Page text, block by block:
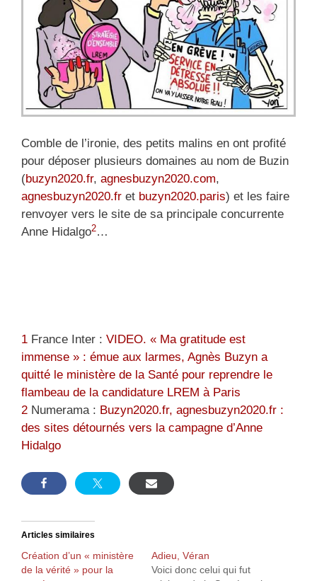
Comble de l’ironie, des petits malins en ont profité
pour déposer plusieurs domaines au nom de Buzin
(buzyn2020.fr, agnesbuzyn2020.com,
agnesbuzyn2020.fr et buzyn2020.paris) et les faire
renvoyer vers le site de sa principale concurrente
Anne Hidalgo2…
1 France Inter : VIDEO. « Ma gratitude est
immense » : émue aux larmes, Agnès Buzyn a
quitté le ministère de la Santé pour reprendre le
flambeau de la candidature LREM à Paris
2 Numerama : Buzyn2020.fr, agnesbuzyn2020.fr :
des sites détournés vers la campagne d’Anne
Hidalgo
Articles similaires
Création d’un « ministère
de la vérité » pour la
Adieu, Véran
Voici donc celui qui fut